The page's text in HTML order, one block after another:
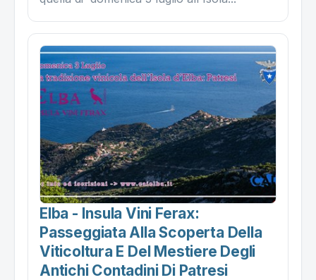
Elba - Insula Vini Ferax:
Passeggiata Alla Scoperta Della
Viticoltura E Del Mestiere Degli
Antichi Contadini Di Patresi